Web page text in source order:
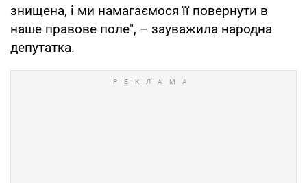
знищена, і ми намагаємося її повернути в
наше правове поле", – зауважила народна
депутатка.